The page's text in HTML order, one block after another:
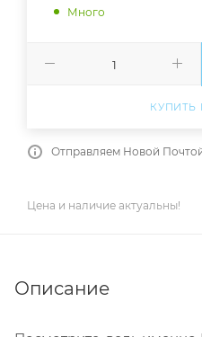
Много
КУПИТЬ
Отправляем Новой Почтой
Цена и наличие актуальны!
Описание